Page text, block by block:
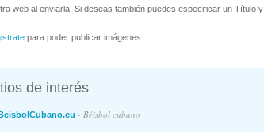
web al enviarla. Si deseas también puedes especificar un Título y
para poder publicar imágenes.
de interés
- Béisbol cubano